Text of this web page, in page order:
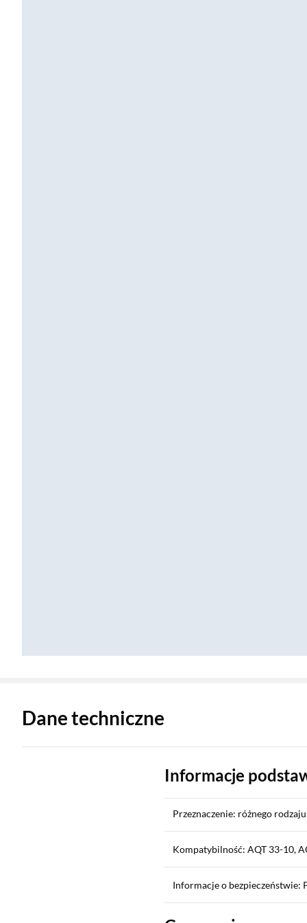
Dane techniczne
Informacje
Przeznaczenie: różnego
Kompatybilność: AQT 33-10,
Informacje o bezpieczeństwie: